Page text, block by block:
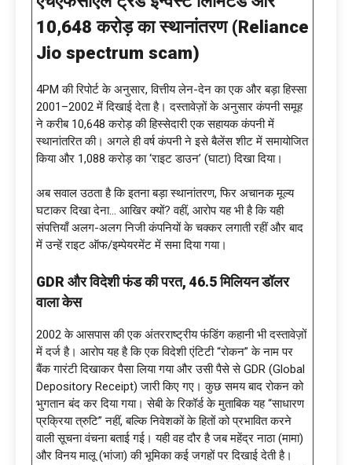
10,648 करोड़ का स्थानांतरण (Reliance
Jio spectrum scam)
4PM की रिपोर्ट के अनुसार, वित्तीय लेन-देन का एक और बड़ा हिस्सा
2001–2002 में दिखाई देता है। दस्तावेज़ों के अनुसार कंपनी समूह
ने करीब ₹10,648 करोड़ की हिस्सेदारी एक सहायक कंपनी में
स्थानांतरित की। अगले ही वर्ष कंपनी ने इसे बैलेंस शीट में समायोजित
किया और ₹1,088 करोड़ का ‘राइट डाउन’ (घाटा) दिखा दिया।
अब सवाल उठता है कि इतना बड़ा स्थानांतरण, फिर अचानक मूल्य
घटाकर दिखा देना… आखिर क्यों? वहीं, आरोप यह भी है कि यही
संपत्तियाँ अलग-अलग निजी कंपनियों के चक्कर लगाती रहीं और बाद
में उन्हें राइट ऑफ/इम्पेयरमेंट में समा दिया गया।
GDR और विदेशी फंड की परत, 46.5 मिलियन डॉलर
वाला केस
2002 के आसपास की एक अंतरराष्ट्रीय फंडिंग कहानी भी दस्तावेज़ों
में दर्ज है। आरोप यह है कि एक विदेशी एंटिटी “रोकन” के नाम पर
बैंक गारंटी दिखाकर पैसा लिया गया और उसी पैसे से GDR (Global
Depository Receipt) जारी किए गए। कुछ समय बाद रोकन को
भुगतान बंद कर दिया गया। सेबी के रिकॉर्ड के मुताबिक यह “साधारण
प्रक्रिया त्रुटि” नहीं, बल्कि निवेशकों के हितों को प्रभावित करने
वाली सूचना वंचना बताई गई। यही वह दौर है जब महेंद्र नाठा (मामा)
और विनय मालू (भांजा) की भूमिका कई जगहों पर दिखाई देती है।